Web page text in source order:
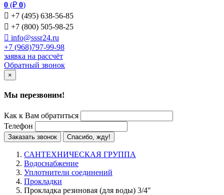
0 (₽ 0)
 +7 (495) 638-56-85
 +7 (800) 505-98-25
 info@sssr24.ru
+7 (968)797-99-98
заявка на рассчёт
Обратный звонок
×
Мы перезвоним!
Как к Вам обратиться
Телефон
Заказать звонок Спасибо, жду!
САНТЕХНИЧЕСКАЯ ГРУППА
Водоснабжение
Уплотнители соединений
Прокладки
Прокладка резиновая (для воды) 3/4"